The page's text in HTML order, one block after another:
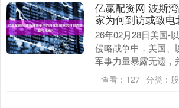
亿赢配资网 波斯
家为何到访或致电
26年02月28日美国-
侵略战争中，美国、
军事力量暴露无遗，
么强大。 欧洲的西
事技术....
查看： 127 分类：